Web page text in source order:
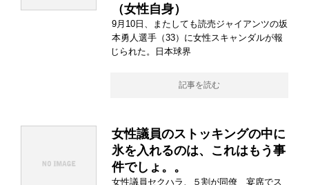
（女性自身）
9月10日、またしても読売ジャイアンツの坂
本勇人選手（33）に女性スキャンダルが報
じられた。日本球界
記事を読む
女性議員のストッキングの中に
氷を入れるのは、これはもう事
件でしょ。。
女性議員セクハラ、５割が同僚 宴席でス